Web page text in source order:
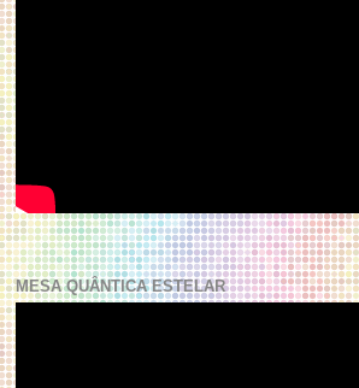
MESA QUÂNTICA ESTELAR